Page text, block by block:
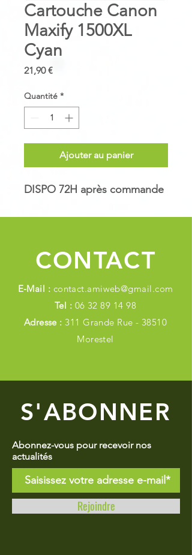
Cartouche Canon
Maxify 1500XL
Cyan
21,90 €Prix
Quantité *
Ajouter au panier
DISPO 72H après commande
CONTACT
E-Mail : contact.amiweb@gmail.com
Tel : 06 32 89 14 98
Adresse : 311 Grande Rue - 38510
Morestel
S'ABONNER
Abonnez-vous pour recevoir nos
actualités
Rejoindre